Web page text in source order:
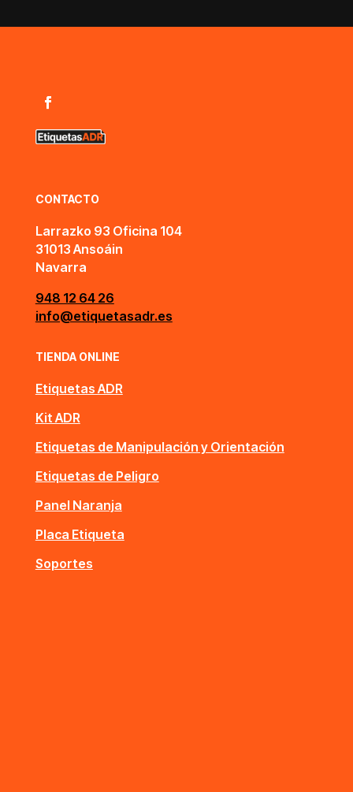
CONTACTO
Larrazko 93 Oficina 104
31013 Ansoáin
Navarra
948 12 64 26
info@etiquetasadr.es
TIENDA ONLINE
Etiquetas ADR
Kit ADR
Etiquetas de Manipulación y Orientación
Etiquetas de Peligro
Panel Naranja
Placa Etiqueta
Soportes